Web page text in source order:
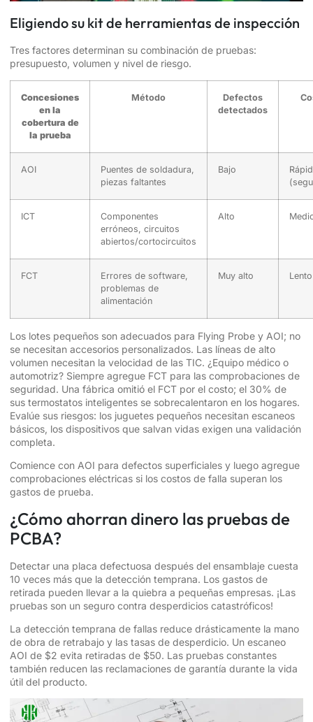
Eligiendo su kit de herramientas de inspección
Tres factores determinan su combinación de pruebas:
presupuesto, volumen y nivel de riesgo.
Concesiones
en la
cobertura de
la prueba
Método
Defectos
detectados
AOI
Puentes de soldadura,
piezas faltantes
Bajo
ICT
Componentes
erróneos, circuitos
abiertos/cortocircuitos
Alto
FCT
Errores de software,
problemas de
alimentación
Muy alto Lento
Los lotes pequeños son adecuados para Flying Probe y AOI; no
se necesitan accesorios personalizados. Las líneas de alto
volumen necesitan la velocidad de las TIC. ¿Equipo médico o
automotriz? Siempre agregue FCT para las comprobaciones de
seguridad. Una fábrica omitió el FCT por el costo; el 30% de
sus termostatos inteligentes se sobrecalentaron en los hogares.
Evalúe sus riesgos: los juguetes pequeños necesitan escaneos
básicos, los dispositivos que salvan vidas exigen una validación
completa.
Comience con AOI para defectos superficiales y luego agregue
comprobaciones eléctricas si los costos de falla superan los
gastos de prueba.
¿Cómo ahorran dinero las pruebas de
PCBA?
Detectar una placa defectuosa después del ensamblaje cuesta
10 veces más que la detección temprana. Los gastos de
retirada pueden llevar a la quiebra a pequeñas empresas. ¡Las
pruebas son un seguro contra desperdicios catastróficos!
La detección temprana de fallas reduce drásticamente la mano
de obra de retrabajo y las tasas de desperdicio. Un escaneo
AOI de $2 evita retiradas de $50. Las pruebas constantes
también reducen las reclamaciones de garantía durante la vida
útil del producto.